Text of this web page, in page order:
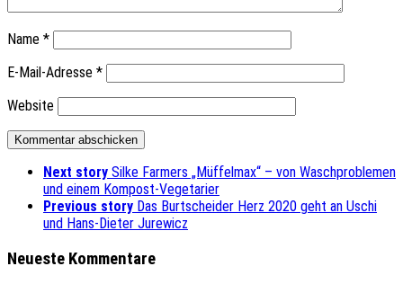
Name *
E-Mail-Adresse *
Website
Next story Silke Farmers „Müffelmax“ – von Waschproblemen
und einem Kompost-Vegetarier
Previous story Das Burtscheider Herz 2020 geht an Uschi
und Hans-Dieter Jurewicz
Neueste Kommentare